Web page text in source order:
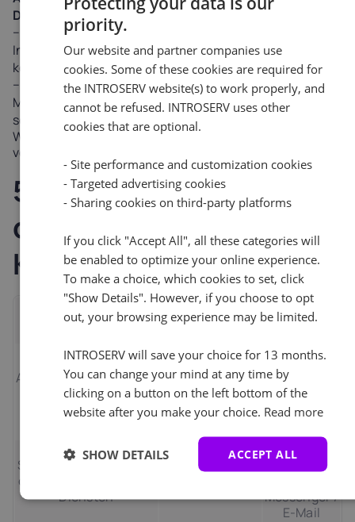
Daten in E-Mail-Nachrichten ein.
Stellen Sie sicher, dass Anfragen nach vertraulichen
Informationen von einer @introserv.com-Adresse
kommen.
Übermitteln Sie auch bei verifizierten INTROSERV-
Mitarbeitern vertrauliche Informationen nicht per E-Mail,
sondern über das Ticket-System
Wenn Sie unsicher sind, ob eine Information
vertraulich ist, verwenden Sie das Ticketsystem.
5. Zusammenfassung
der
Kommunikationskanäle
Aktion
Zugelassener
Kanal
Verbotene
Kanäle
Passwörter oder
Anmeldeinformationen
(für Kundenbereich,
Server oder Dienste)
Ticket-System
Web-Chat /
Telegram /
Facebook
Messenger /
E-Mail
Serverkonfigurationen
oder Zugangsdaten zu
Diensten
Web-Chat /
Telegram /
Messenger /
E-Mail
priority.
Our website and partner companies use
cookies. Some of these cookies are required for
the INTROSERV website(s) to work properly, and
cannot be refused. INTROSERV uses other
cookies that are optional.
- Site performance and customization cookies
- Targeted advertising cookies
- Sharing cookies on third-party platforms
If you click "Accept All", all these categories will
be enabled to optimize your online experience.
To make a choice, which cookies to set, click
"Show Details". However, if you choose to opt
out, your browsing experience may be limited.
INTROSERV will save your choice for 13 months.
You can change your mind at any time by
clicking on a button on the left bottom of the
website after you make your choice. Read more
ACCEPT ALL
SHOW DETAILS